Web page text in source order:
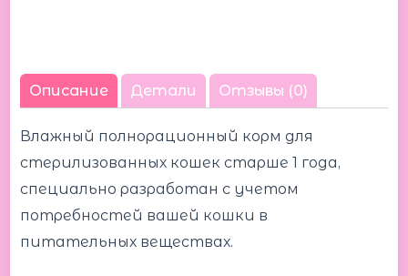
Описание Детали Отзывы (0)
Влажный полнорационный корм для
стерилизованных кошек старше 1 года,
специально разработан c учетом
потребностей вашей кошки в
питательных веществах.